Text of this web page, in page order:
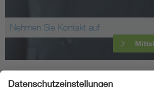
Nehmen Sie Kontakt auf